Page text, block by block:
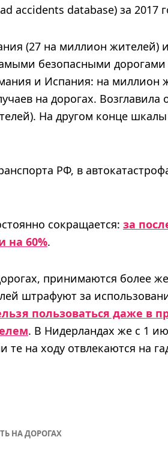
accidents database) за 2017
(27 на миллион жителей)
безопасными дорогами
и Испания: на миллион
на дорогах.
На другом конце
РФ, в
сокращается: за
на 60%.
принимаются более
штрафуют за
пользоваться даже в
. В Нидерландах же с 1
те на ходу отвлекаются на
НА ДОРОГАХ